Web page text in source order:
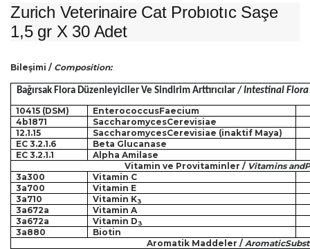
Zurich Veterinaire Cat Probıotıc Saşe
1,5 gr X 30 Adet
Bileşimi / Composition:
Bağırsak Flora Düzenleyiciler Ve Sindirim Arttırıcılar / Intestinal Flora
10415 (DSM)
EnterococcusFaecium
4b1871
SaccharomycesCerevisiae
12.1.15
SaccharomycesCerevisiae (inaktif Maya)
EC 3.2.1.6
Beta Glucanase
EC 3.2.1.1
Alpha Amilase
Vitamin ve Provitaminler / Vitamins
3a300
Vitamin C
3a700
Vitamin E
3a710
Vitamin K3
3a672a
Vitamin A
3a672a
Vitamin D3
3a880
Biotin
Aromatik Maddeler /